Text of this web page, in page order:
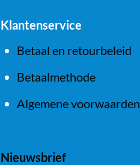
Klantenservice
Betaal en retourbeleid
Betaalmethode
Algemene voorwaarden
Nieuwsbrief